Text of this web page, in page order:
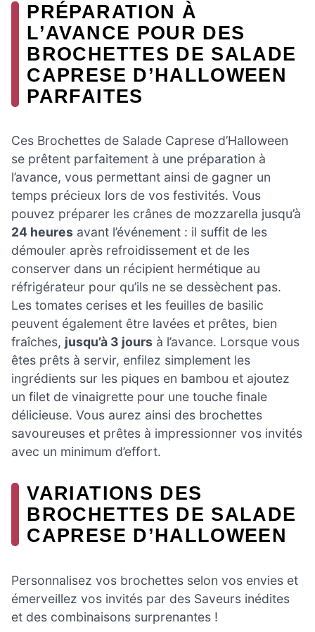
PRÉPARATION À
L’AVANCE POUR DES
BROCHETTES DE SALADE
CAPRESE D’HALLOWEEN
PARFAITES
Ces Brochettes de Salade Caprese d’Halloween
se prêtent parfaitement à une préparation à
l’avance, vous permettant ainsi de gagner un
temps précieux lors de vos festivités. Vous
pouvez préparer les crânes de mozzarella jusqu’à
24 heures avant l’événement : il suffit de les
démouler après refroidissement et de les
conserver dans un récipient hermétique au
réfrigérateur pour qu’ils ne se dessèchent pas.
Les tomates cerises et les feuilles de basilic
peuvent également être lavées et prêtes, bien
fraîches, jusqu’à 3 jours à l’avance. Lorsque vous
êtes prêts à servir, enfilez simplement les
ingrédients sur les piques en bambou et ajoutez
un filet de vinaigrette pour une touche finale
délicieuse. Vous aurez ainsi des brochettes
savoureuses et prêtes à impressionner vos invités
avec un minimum d’effort.
VARIATIONS DES
BROCHETTES DE SALADE
CAPRESE D’HALLOWEEN
Personnalisez vos brochettes selon vos envies et
émerveillez vos invités par des Saveurs inédites
et des combinaisons surprenantes !